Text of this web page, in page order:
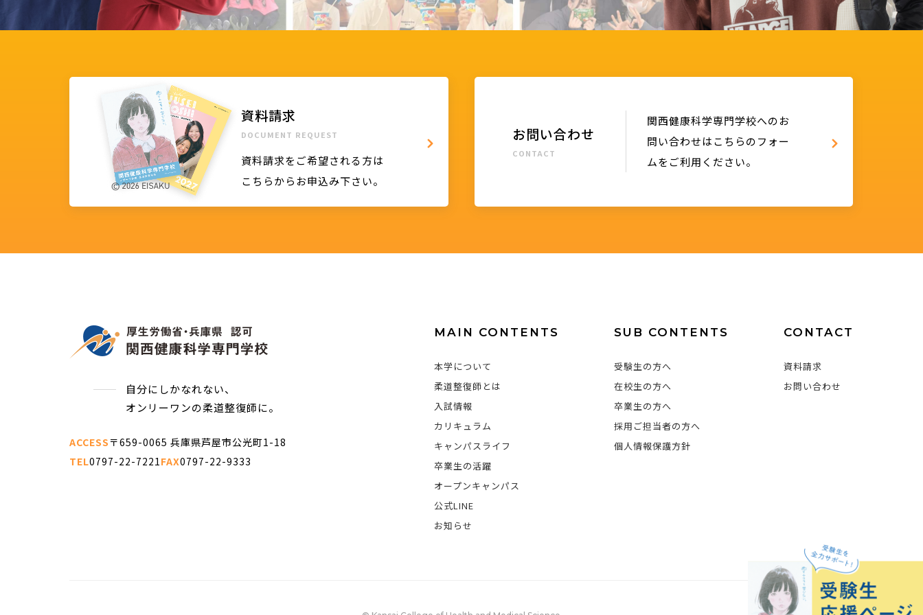
資料請求
DOCUMENT REQUEST
資料請求をご希望される方は
こちらからお申込み下さい。
お問い合わせ
CONTACT
関西健康科学専門学校へのお
問い合わせはこちらのフォー
ムをご利用ください。
自分にしかなれない、
オンリーワンの柔道整復師に。
ACCESS 〒659-0065 兵庫県芦屋市公光町1-18
TEL0797-22-7221FAX0797-22-9333
MAIN CONTENTS
本学について
柔道整復師とは
入試情報
カリキュラム
キャンパスライフ
卒業生の活躍
オープンキャンパス
公式LINE
お知らせ
SUB CONTENTS
受験生の方へ
在校生の方へ
卒業生の方へ
採用ご担当者の方へ
個人情報保護方針
CONTACT
資料請求
お問い合わせ